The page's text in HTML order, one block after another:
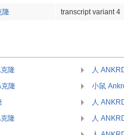
隆 transcript variant 4
隆
人
隆
小鼠
人
隆
人